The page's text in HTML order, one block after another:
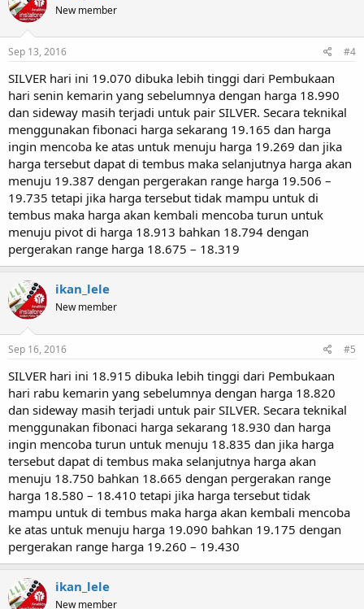
New member
Sep 13, 2016 #4
SILVER hari ini 19.070 dibuka lebih tinggi dari Pembukaan
hari senin kemarin yang sebelumnya dengan harga 18.990
dan sideway masih terjadi untuk pair SILVER. Secara teknikal
menggunakan fibonaci harga sekarang 19.165 dan harga
ingin mencoba ke atas untuk menuju harga 19.269 dan jika
harga tersebut dapat di tembus maka selanjutnya harga akan
menuju 19.387 dengan pergerakan range harga 19.506 –
19.735 tetapi jika harga tersebut tidak mampu untuk di
tembus maka harga akan kembali mencoba turun untuk
menuju pivot di harga 18.913 bahkan 18.794 dengan
pergerakan range harga 18.675 – 18.319
ikan_lele
New member
Sep 16, 2016 #5
SILVER hari ini 18.915 dibuka lebih tinggi dari Pembukaan
hari rabu kemarin yang sebelumnya dengan harga 18.820
dan sideway masih terjadi untuk pair SILVER. Secara teknikal
menggunakan fibonaci harga sekarang 18.930 dan harga
ingin mencoba turun untuk menuju 18.835 dan jika harga
tersebut dapat di tembus maka selanjutnya harga akan
menuju 18.750 bahkan 18.665 dengan pergerakan range
harga 18.580 – 18.410 tetapi jika harga tersebut tidak
mampu untuk di tembus maka harga akan kembali mencoba
ke atas untuk menuju harga 19.090 bahkan 19.175 dengan
pergerakan range harga 19.260 – 19.430
ikan_lele
New member